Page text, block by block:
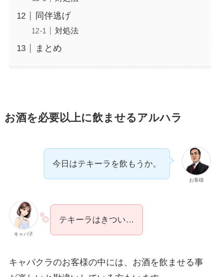
同伴逃げ
対処法
まとめ
お酒を必要以上に飲ませるアルハラ
お客様
今日はテキーラを飲もうか。
キャバ子
テキーラはきつい…
キャバクラのお客様の中には、お酒を飲ませる事